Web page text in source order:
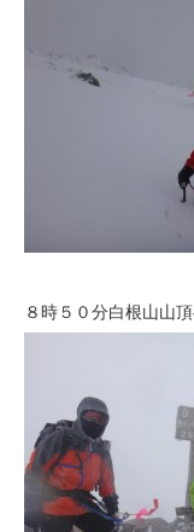
８時５０分白根山山頂